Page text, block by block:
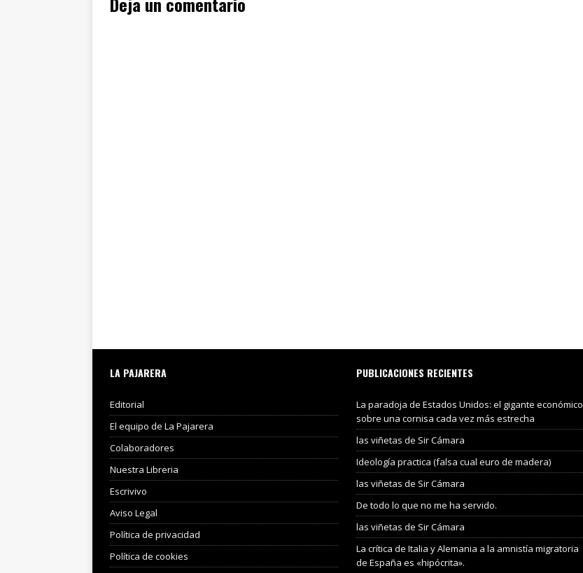
LA PAJARERA
Editorial
El equipo de La Pajarera
Colaboradores
Nuestra Libreria
Escrivivo
Aviso Legal
Política de privacidad
Política de cookies
PUBLICACIONES RECIENTES
La paradoja de Estados Unidos: el gigante económico
sobre una cornisa cada vez más estrecha
las viñetas de Sir Cámara
Ideología practica (falsa cual euro de madera)
las viñetas de Sir Cámara
De todo lo que no me ha servido.
las viñetas de Sir Cámara
La crítica de Italia y Alemania a la amnistía migratoria
de España es «hipócrita».